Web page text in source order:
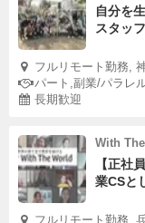
自分を
スタッフ
フルリモート勤務,
パート,副業/パラレ
長期歓迎
With
【正社
業CSと
フルリモート勤務,